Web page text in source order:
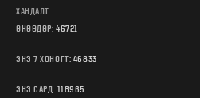
ХАНДАЛТ
ӨНӨӨДӨР:46721
ЭНЭ 7 ХОНОГТ:46833
ЭНЭ САРД: 118965